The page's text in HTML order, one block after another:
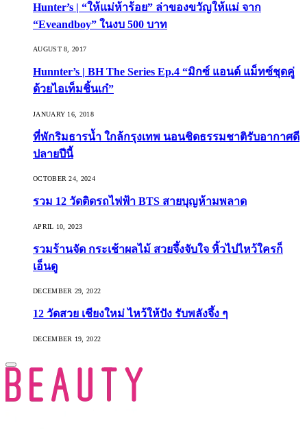
Hunter’s | “ให้แม่ห้าร้อย” ล่าของขวัญให้แม่ จาก
“Eveandboy” ในงบ 500 บาท
AUGUST 8, 2017
Hunnter’s | BH The Series Ep.4 “มิกซ์ แอนด์ แม็ทซ์ชุดคู่
ด้วยไอเท็มชิ้นเก๋”
JANUARY 16, 2018
ที่พักริมธารน้ำ ใกล้กรุงเทพ นอนชิดธรรมชาติรับอากาศดี
ปลายปีนี้
OCTOBER 24, 2024
รวม 12 วัดติดรถไฟฟ้า BTS สายบุญห้ามพลาด
APRIL 10, 2023
รวมร้านจัด กระเช้าผลไม้ สวยจึ้งจับใจ หิ้วไปไหว้ใครก็
เอ็นดู
DECEMBER 29, 2022
12 วัดสวย เชียงใหม่ ไหว้ให้ปัง รับพลังจึ้ง ๆ
DECEMBER 19, 2022